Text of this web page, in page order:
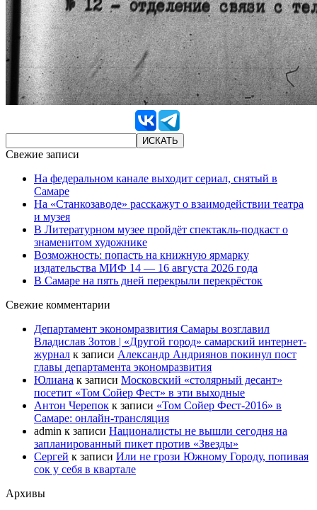
Свежие записи
На федеральном канале выходит сериал, снятый в
Самаре
На «Станкозаводе» расскажут о взаимодействии театра
и музея
В Литературном музее пройдёт спектакль-подкаст о
знаменитом художнике
Возможность: попасть на книжную ярмарку
издательства МИФ 14 — 16 августа 2026 года
В Самаре на пять дней перекрыли перекрёсток
Свежие комментарии
Департамент экономразвития Самары возглавил
Владислав Зотов | «Другой город» самарский интернет-
журнал к записи Александр Андриянов покинул пост
главы департамента экономразвития
Юлиана к записи Московский «столярный десант»
посетит «Том Сойер Фест» в эти выходные
Антон Черепок к записи «Том Сойер Фест-2016» в
Самаре: онлайн-трансляция
admin к записи Националисты не вышли сегодня на
запланированный пикет против «Звезды»
Сергей к записи Или не грози Южному Городу, попивая
сок у себя в квартале
Архивы